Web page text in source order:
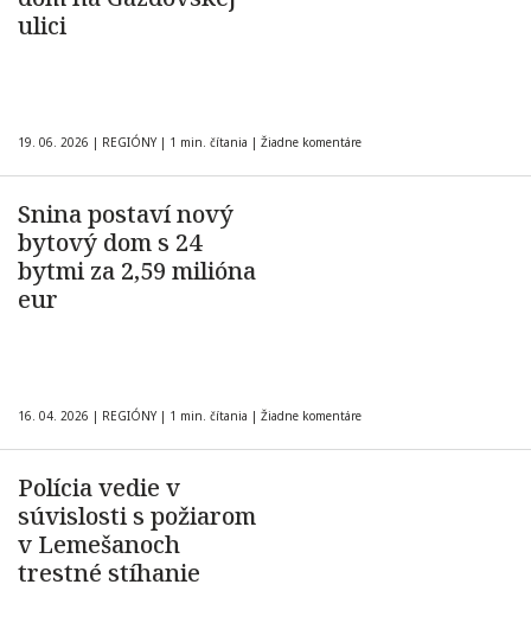
ulici
19. 06. 2026 | REGIÓNY | 1 min. čítania | Žiadne komentáre
Snina postaví nový
bytový dom s 24
bytmi za 2,59 milióna
eur
16. 04. 2026 | REGIÓNY | 1 min. čítania | Žiadne komentáre
Polícia vedie v
súvislosti s požiarom
v Lemešanoch
trestné stíhanie